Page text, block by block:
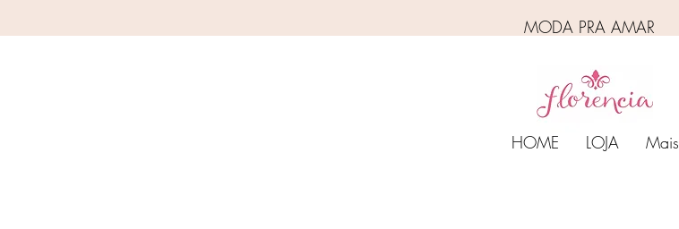
MODA PRA AMAR
HOME LOJA Mais